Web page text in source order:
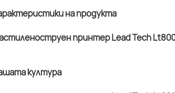
на продукта
култура